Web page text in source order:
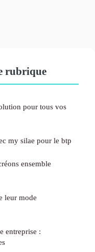
rubrique
pour tous vos
my silae pour le btp
ensemble
leur mode
entreprise :